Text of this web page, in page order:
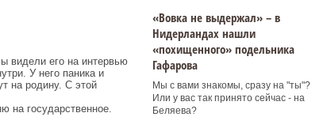
видели его на интервью
У него паника и
на родину. С этой
на государственное.
«Вовка не выдержал» – в
Нидерландах нашли
«похищенного» подельника
Гафарова
Мы с вами знакомы, сразу на "ты"?
Или у вас так принято сейчас - на
Беляева?